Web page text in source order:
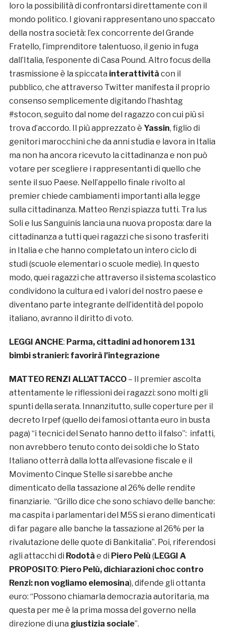
loro la possibilità di confrontarsi direttamente con il
mondo politico. I giovani rappresentano uno spaccato
della nostra società: l’ex concorrente del Grande
Fratello, l’imprenditore talentuoso, il genio in fuga
dall’Italia, l’esponente di Casa Pound. Altro focus della
trasmissione è la spiccata interattività con il
pubblico, che attraverso Twitter manifesta il proprio
consenso semplicemente digitando l’hashtag
#stocon, seguito dal nome del ragazzo con cui più si
trova d’accordo. Il più apprezzato è Yassin, figlio di
genitori marocchini che da anni studia e lavora in Italia
ma non ha ancora ricevuto la cittadinanza e non può
votare per scegliere i rappresentanti di quello che
sente il suo Paese. Nell’appello finale rivolto al
premier chiede cambiamenti importanti alla legge
sulla cittadinanza. Matteo Renzi spiazza tutti. Tra Ius
Soli e Ius Sanguinis lancia una nuova proposta: dare la
cittadinanza a tutti quei ragazzi che si sono trasferiti
in Italia e che hanno completato un intero ciclo di
studi (scuole elementari o scuole medie). In questo
modo, quei ragazzi che attraverso il sistema scolastico
condividono la cultura ed i valori del nostro paese e
diventano parte integrante dell’identità del popolo
italiano, avranno il diritto di voto.
LEGGI ANCHE: Parma, cittadini ad honorem 131
bimbi stranieri: favorirà l’integrazione
MATTEO RENZI ALL’ATTACCO– Il premier ascolta
attentamente le riflessioni dei ragazzi: sono molti gli
spunti della serata. Innanzitutto, sulle coperture per il
decreto Irpef (quello dei famosi ottanta euro in busta
paga) “i tecnici del Senato hanno detto il falso”: infatti,
non avrebbero tenuto conto dei soldi che lo Stato
Italiano otterrà dalla lotta all’evasione fiscale e il
Movimento Cinque Stelle si sarebbe anche
dimenticato della tassazione al 26% delle rendite
finanziarie. “Grillo dice che sono schiavo delle banche:
ma caspita i parlamentari del M5S si erano dimenticati
di far pagare alle banche la tassazione al 26% per la
rivalutazione delle quote di Bankitalia”. Poi, riferendosi
agli attacchi di Rodotà e di Piero Pelù (LEGGI A
PROPOSITO: Piero Pelù, dichiarazioni choc contro
Renzi: non vogliamo elemosina), difende gli ottanta
euro: “Possono chiamarla democrazia autoritaria, ma
questa per me è la prima mossa del governo nella
direzione di una giustizia sociale”.